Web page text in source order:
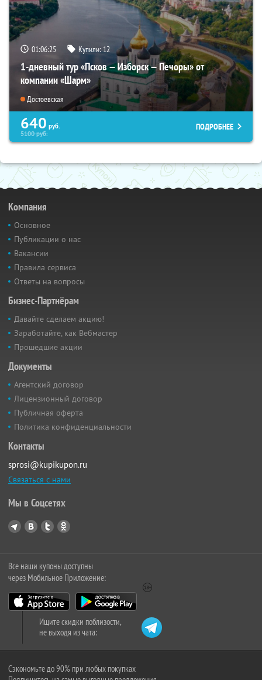
01:06:23 Купили:12
1-дневный тур «Псков — Изборск — Печоры» от
компании «Шарм»
Достоевская
640 руб.
5100руб.
ПОДРОБНЕЕ
Компания
Основное
Публикации о нас
Вакансии
Правила сервиса
Ответы на вопросы
Бизнес-Партнёрам
Давайте сделаем акцию!
Заработайте, как Вебмастер
Прошедшие акции
Документы
Агентский договор
Лицензионный договор
Публичная оферта
Политика конфиденциальности
Контакты
sprosi@kupikupon.ru
Связаться с нами
Мы в Соцсетях
Все наши купоны доступны
через Мобильное Приложение:
Ищите скидки поблизости,
не выходя из чата:
Сэкономьте до 90% при любых покупках